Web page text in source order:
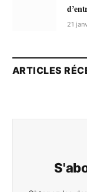
21
ARTICLES